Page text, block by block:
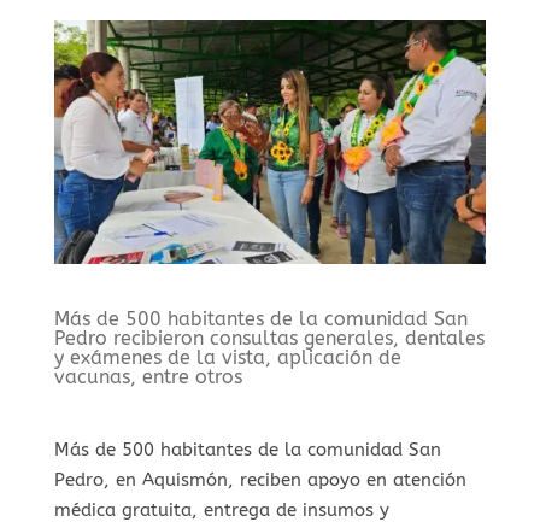
Más de 500 habitantes de la comunidad San
Pedro recibieron consultas generales, dentales
y exámenes de la vista, aplicación de
vacunas, entre otros
Más de 500 habitantes de la comunidad San
Pedro, en Aquismón, reciben apoyo en atención
médica gratuita, entrega de insumos y